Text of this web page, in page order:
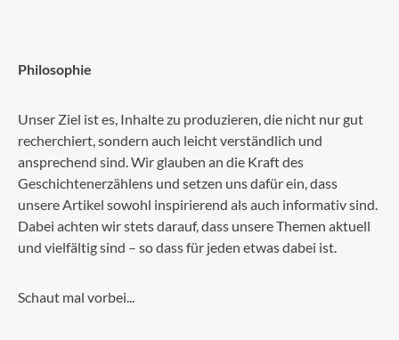
Philosophie
Unser Ziel ist es, Inhalte zu produzieren, die nicht nur gut
recherchiert, sondern auch leicht verständlich und
ansprechend sind. Wir glauben an die Kraft des
Geschichtenerzählens und setzen uns dafür ein, dass
unsere Artikel sowohl inspirierend als auch informativ sind.
Dabei achten wir stets darauf, dass unsere Themen aktuell
und vielfältig sind – so dass für jeden etwas dabei ist.
Schaut mal vorbei...